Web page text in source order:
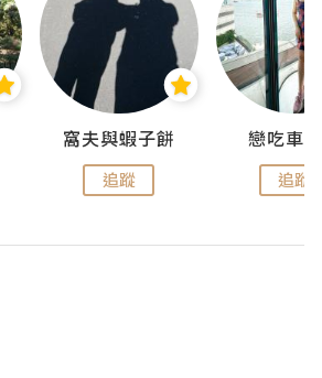
窩夫與蝦子餅
追蹤
戀吃車
追蹤